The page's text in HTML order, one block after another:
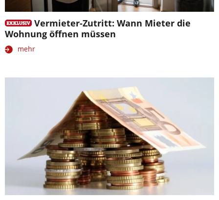
Vermieter-Zutritt: Wann Mieter die
Wohnung öffnen müssen
mehr